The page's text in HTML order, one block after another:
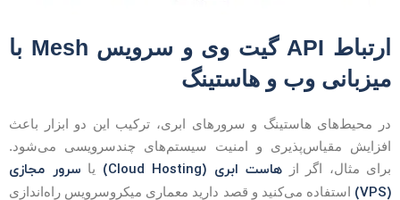
ارتباط API گیت وی و سرویس Mesh با
وب و هاستینگ
محیط‌های هاستینگ و سرورهای ابری، ترکیب این دو ابزار باعث
مقیاس‌پذیری و امنیت سیستم‌های چندسرویسی می‌شود.
مثال، اگر ازهاست ابری (Cloud Hosting) یاسرور مجازی
استفاده می‌کنید و قصد دارید معماری میکروسرویس راه‌اندازی